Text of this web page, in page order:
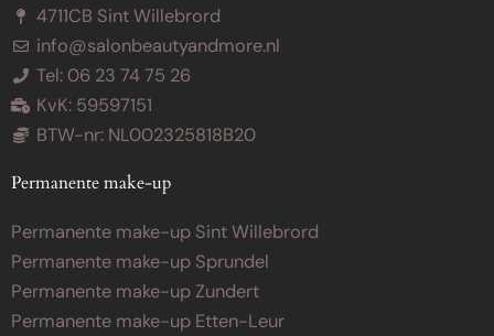
4711CB Sint Willebrord
info@salonbeautyandmore.nl
Tel: 06 23 74 75 26
KvK: 59597151
BTW-nr: NL002325818B20
Permanente make-up
Permanente make-up Sint Willebrord
Permanente make-up Sprundel
Permanente make-up Zundert
Permanente make-up Etten-Leur